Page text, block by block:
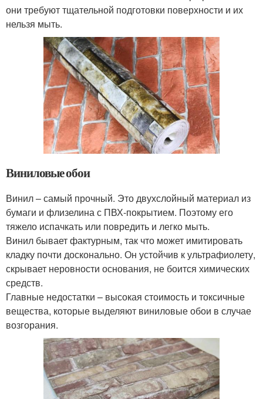
они требуют тщательной подготовки поверхности и их
нельзя мыть.
Виниловые обои
Винил – самый прочный. Это двухслойный материал из
бумаги и флизелина с ПВХ-покрытием. Поэтому его
тяжело испачкать или повредить и легко мыть.
Винил бывает фактурным, так что может имитировать
кладку почти досконально. Он устойчив к ультрафиолету,
скрывает неровности основания, не боится химических
средств.
Главные недостатки – высокая стоимость и токсичные
вещества, которые выделяют виниловые обои в случае
возгорания.